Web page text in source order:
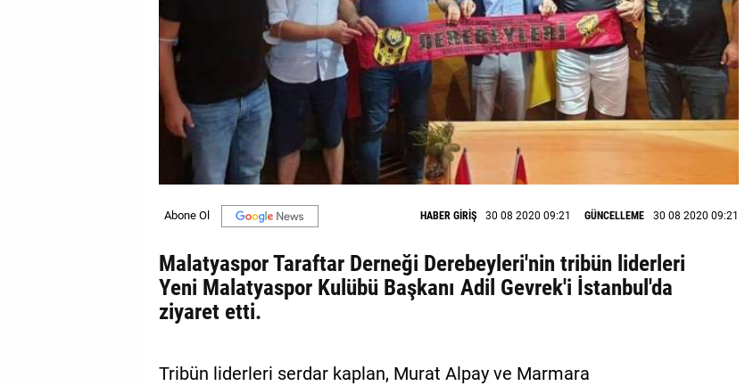
HABER GİRİŞ 30 08 2020 09:21 GÜNCELLEME 30 08 2020 09:21
Malatyaspor Taraftar Derneği Derebeyleri'nin tribün liderleri
Yeni Malatyaspor Kulübü Başkanı Adil Gevrek'i İstanbul'da
ziyaret etti.
Tribün liderleri serdar kaplan, Murat Alpay ve Marmara